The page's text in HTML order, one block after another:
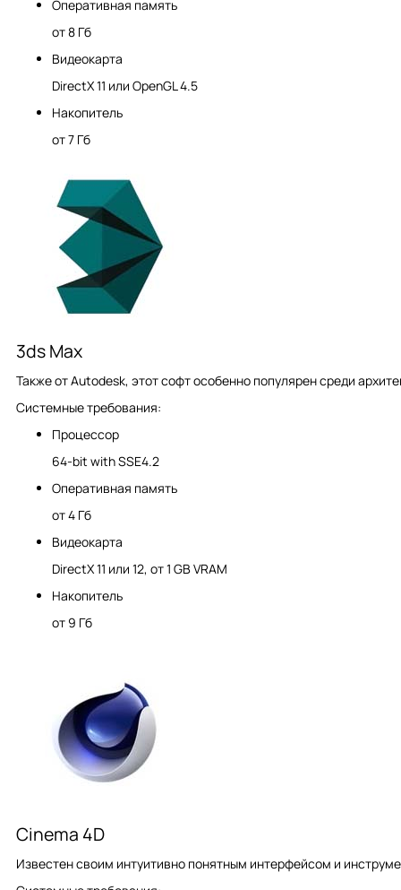
Оперативная память
от 8 Гб
Видеокарта
DirectX 11 или OpenGL 4.5
Накопитель
от 7 Гб
3ds Max
Также от Autodesk, этот софт особенно популярен среди
Системные требования:
Процессор
64-bit with SSE4.2
Оперативная память
от 4 Гб
Видеокарта
DirectX 11 или 12, от 1 GB VRAM
Накопитель
от 9 Гб
Cinema 4D
Известен своим интуитивно понятным интерфейсом и